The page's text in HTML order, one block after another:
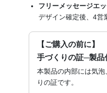
フリーメッセージエ
デザイン確定後、4営
【ご購入の前に】
手づくりの証─製品
本製品の内部には気
りの証です。